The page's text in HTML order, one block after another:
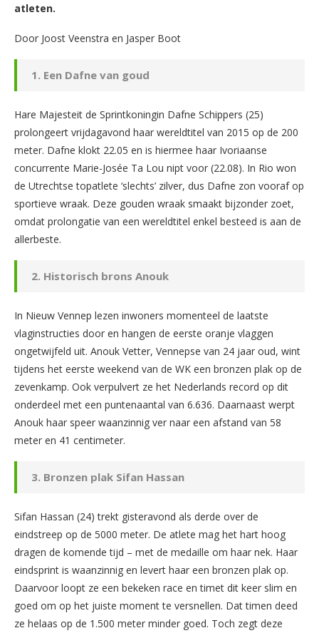
atleten.
Door Joost Veenstra en Jasper Boot
1. Een Dafne van goud
Hare Majesteit de Sprintkoningin Dafne Schippers (25)
prolongeert vrijdagavond haar wereldtitel van 2015 op de 200
meter. Dafne klokt 22.05 en is hiermee haar Ivoriaanse
concurrente Marie-Josée Ta Lou nipt voor (22.08). In Rio won
de Utrechtse topatlete ‘slechts’ zilver, dus Dafne zon vooraf op
sportieve wraak. Deze gouden wraak smaakt bijzonder zoet,
omdat prolongatie van een wereldtitel enkel besteed is aan de
allerbeste.
2. Historisch brons Anouk
In Nieuw Vennep lezen inwoners momenteel de laatste
vlaginstructies door en hangen de eerste oranje vlaggen
ongetwijfeld uit. Anouk Vetter, Vennepse van 24 jaar oud, wint
tijdens het eerste weekend van de WK een bronzen plak op de
zevenkamp. Ook verpulvert ze het Nederlands record op dit
onderdeel met een puntenaantal van 6.636. Daarnaast werpt
Anouk haar speer waanzinnig ver naar een afstand van 58
meter en 41 centimeter.
3. Bronzen plak Sifan Hassan
Sifan Hassan (24) trekt gisteravond als derde over de
eindstreep op de 5000 meter. De atlete mag het hart hoog
dragen de komende tijd – met de medaille om haar nek. Haar
eindsprint is waanzinnig en levert haar een bronzen plak op.
Daarvoor loopt ze een bekeken race en timet dit keer slim en
goed om op het juiste moment te versnellen. Dat timen deed
ze helaas op de 1.500 meter minder goed. Toch zegt deze